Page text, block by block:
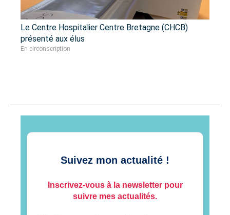
Le Centre Hospitalier Centre Bretagne (CHCB)
présenté aux élus
En circonscription
Suivez mon actualité !
Inscrivez-vous à la newsletter pour
suivre mes actualités.